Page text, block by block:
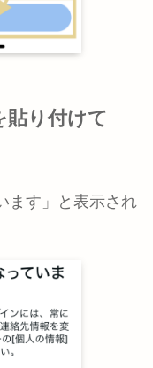
貼り付けて
ます」と表示され